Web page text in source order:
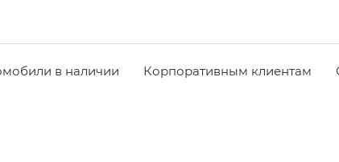
в наличии Корпоративным клиентам